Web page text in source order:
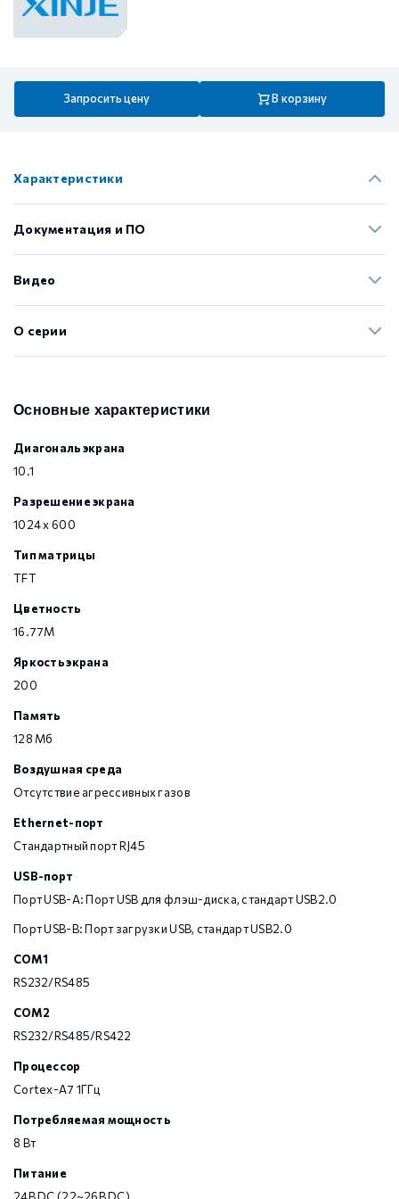
Запросить цену В корзину
Характеристики
Документация и ПО
Видео
О серии
Основные характеристики
Диагональ экрана
10.1
Разрешение экрана
1024 x 600
Тип матрицы
TFT
Цветность
16.77M
Яркость экрана
200
Память
128 Мб
Воздушная среда
Отсутствие агрессивных газов
Ethernet-порт
Стандартный порт RJ45
USB-порт
Порт USB-A: Порт USB для флэш-диска, стандарт USB2.0
Порт USB-B: Порт загрузки USB, стандарт USB2.0
COM1
RS232/RS485
COM2
RS232/RS485/RS422
Процессор
Cortex-A7 1ГГц
Потребляемая мощность
8 Вт
Питание
24В DC (22~26В DC)